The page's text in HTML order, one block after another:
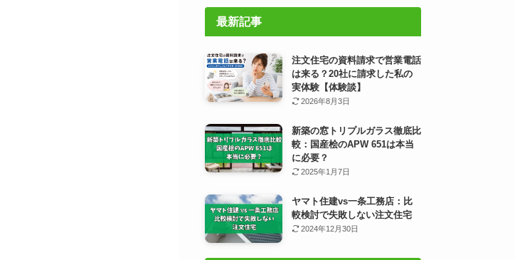
最新記事
注文住宅の資料請求で営業電話
は来る？20社に請求した私の
実体験【体験談】
2026年8月3日
新築の窓トリプルガラス徹底比
較：国産桧のAPW 651は本当
に必要？
2025年1月7日
ヤマト住建vs一条工務店：比
較検討で失敗しない注文住宅
2024年12月30日